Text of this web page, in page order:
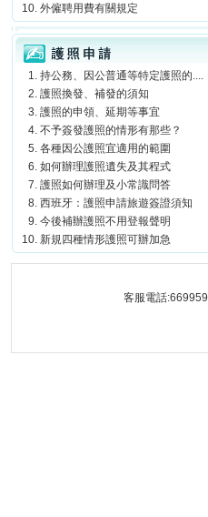
外僱聘用費有關規定
護照申請
持公務、因公普通等特定護照的....
護照換發、補發的須知
護照的申領、延期等事宜
不予簽發護照的情形有那些？
各種因公護照宜適用的範圍
如何辦理護照遺失及其程式
護照如何辦理及小常識問答
西班牙：護照申請旅遊簽證須知
今後補辦護照不用登報聲明
新規四種情形護照可辦加急
客服電話